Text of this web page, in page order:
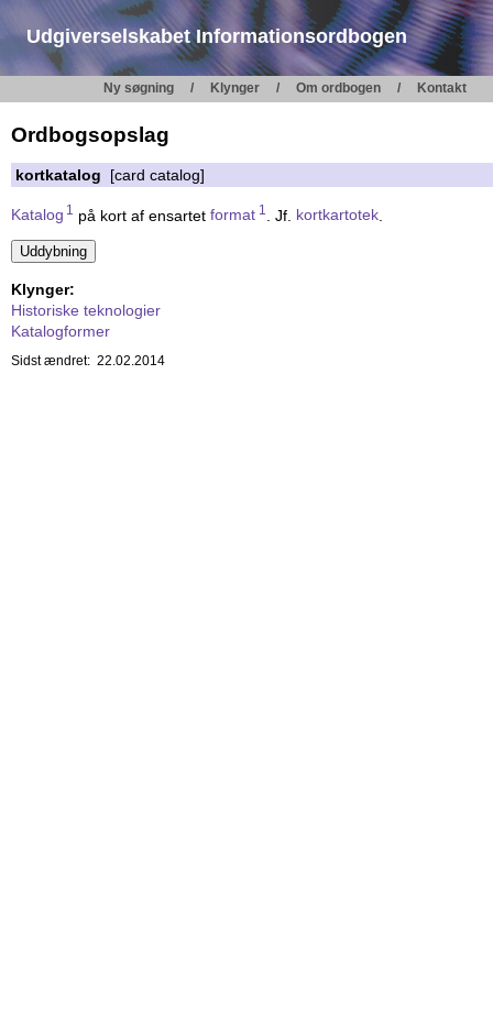
Udgiverselskabet Informationsordbogen
Ny søgning Klynger Om ordbogen Kontakt
Ordbogsopslag
kortkatalog [card catalog]
Katalog 1 på kort af ensartetformat 1 . Jf. kortkartotek.
Klynger:
Historiske teknologier
Katalogformer
Sidst ændret: 22.02.2014